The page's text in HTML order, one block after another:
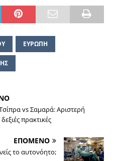
ΕΥΡΩΠΗ
vs Σαμαρά: Αριστερή
πρακτικές
ΕΠΟΜΕΝΟ
το αυτονόητο;